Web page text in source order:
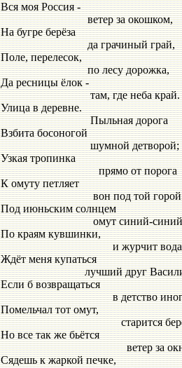
Вся моя Россия -
ветер за окошком,
На бугре берёза
да грачиный грай,
Поле, перелесок,
по лесу дорожка,
Да ресницы ёлок -
там, где неба край.
Улица в деревне.
Пыльная дорога
Взбита босоногой
шумной детворой;
Узкая тропинка
прямо от порога
К омуту петляет
вон под той
Под июньским солнцем
омут синий-
По краям кувшинки,
и журчит
Ждёт меня купаться
лучший друг
Если б возвращаться
в детство
Помельчал тот омут,
старится
Но все так же бьётся
ветер за
Сядешь к жаркой печке,